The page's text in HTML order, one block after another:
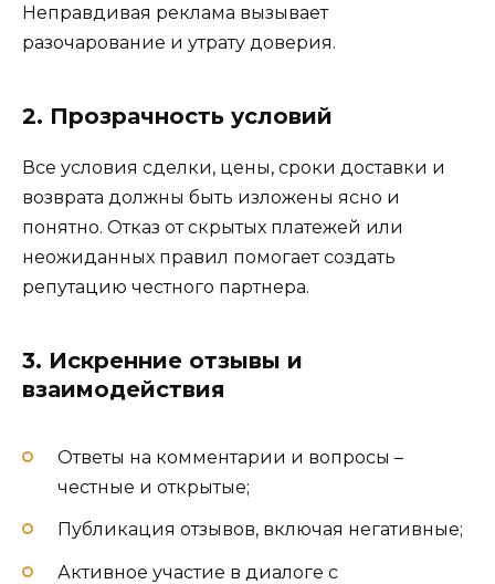
Неправдивая реклама вызывает
разочарование и утрату доверия.
2. Прозрачность условий
Все условия сделки, цены, сроки доставки и
возврата должны быть изложены ясно и
понятно. Отказ от скрытых платежей или
неожиданных правил помогает создать
репутацию честного партнера.
3. Искренние отзывы и
взаимодействия
Ответы на комментарии и вопросы –
честные и открытые;
Публикация отзывов, включая негативные;
Активное участие в диалоге с